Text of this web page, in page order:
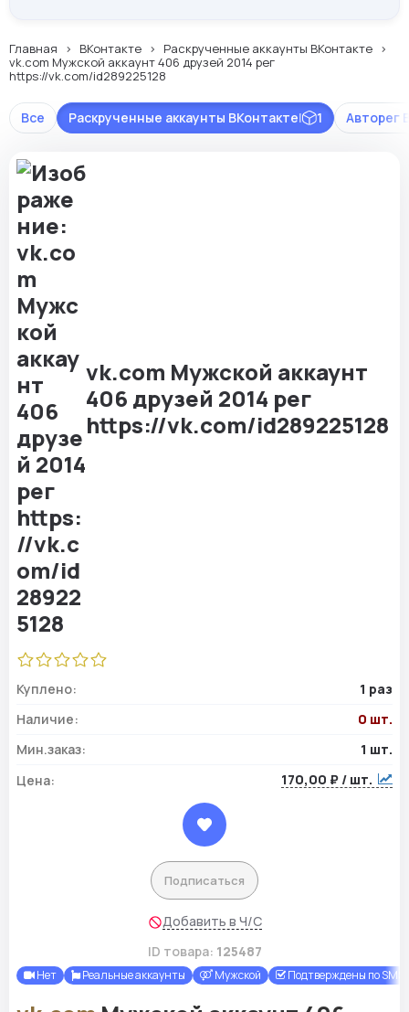
Главная ВКонтакте
Раскрученные аккаунты ВКонтакте
vk.com Мужской аккаунт 406 друзей 2014 рег
https://vk.com/id289225128
Все Авторег
Раскрученные аккаунты ВКонтакте| 1
vk.com Мужской аккаунт
406 друзей 2014 рег
https://vk.com/id289225128
Куплено:
1 раз
Наличие:
0 шт.
Мин.заказ:
1 шт.
Цена:
170,00 ₽ / шт.
Подписаться
Добавить в Ч/С
ID товара: 125487
Нет Реальные аккаунты Мужской Подтверждены по SMS